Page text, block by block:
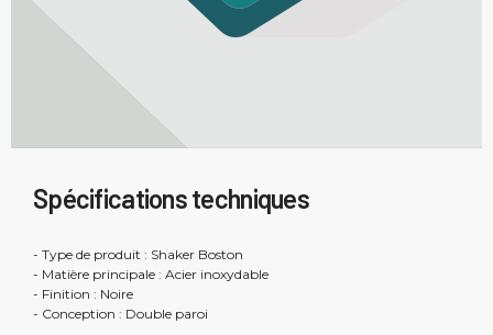
Spécifications techniques
- Type de produit : Shaker Boston
- Matière principale : Acier inoxydable
- Finition : Noire
- Conception : Double paroi